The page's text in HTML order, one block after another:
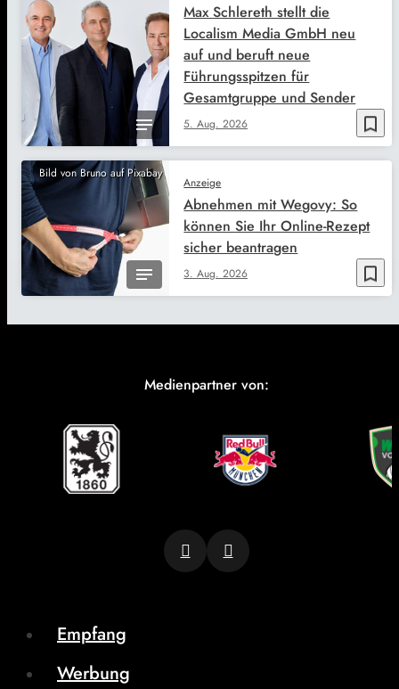
bookmark_border
5. Aug. 2026
Max Schlereth stellt die
Localism Media GmbH neu
auf und beruft neue
Führungsspitzen für
Gesamtgruppe und Sender
Bild von Bruno auf Pixabay
bookmark_border
Anzeige
3. Aug. 2026
Abnehmen mit Wegovy: So
können Sie Ihr Online-Rezept
sicher beantragen
Medienpartner von:
Empfang
Werbung